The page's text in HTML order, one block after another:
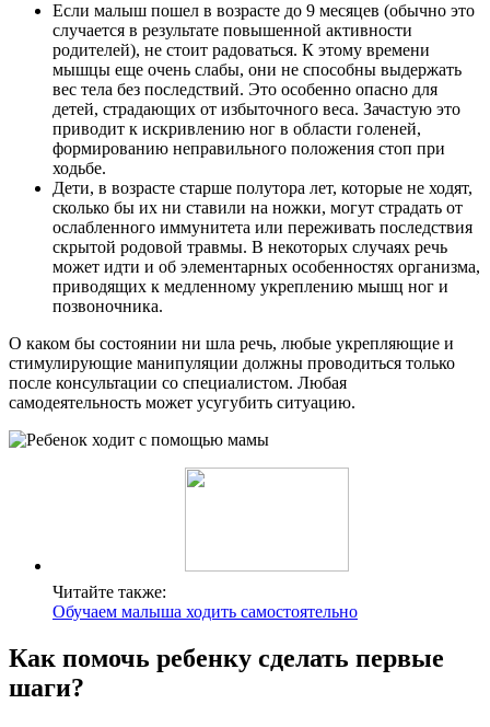
Если малыш пошел в возрасте до 9 месяцев (обычно это
случается в результате повышенной активности
родителей), не стоит радоваться. К этому времени
мышцы еще очень слабы, они не способны выдержать
вес тела без последствий. Это особенно опасно для
детей, страдающих от избыточного веса. Зачастую это
приводит к искривлению ног в области голеней,
формированию неправильного положения стоп при
ходьбе.
Дети, в возрасте старше полутора лет, которые не ходят,
сколько бы их ни ставили на ножки, могут страдать от
ослабленного иммунитета или переживать последствия
скрытой родовой травмы. В некоторых случаях речь
может идти и об элементарных особенностях организма,
приводящих к медленному укреплению мышц ног и
позвоночника.
О каком бы состоянии ни шла речь, любые укрепляющие и
стимулирующие манипуляции должны проводиться только
после консультации со специалистом. Любая
самодеятельность может усугубить ситуацию.
Читайте также:
Обучаем малыша ходить самостоятельно
Как помочь ребенку сделать первые
шаги?